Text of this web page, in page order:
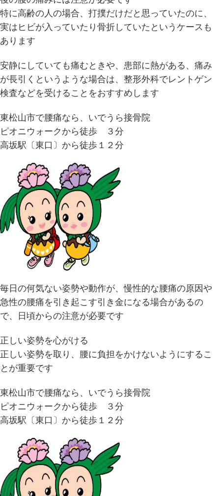
特に高齢の人の場合、打撲だけだと思っていたのに、
実はヒビが入っていたり骨折していたというケースも
あります
安静にしていても痛むときや、患部に熱がある、痛み
が長引くというような場合は、整形外科でレントゲン
検査などを受けることをおすすめします
東松山市で腰痛なら、いでうら接骨院
ピオニウォークから徒歩 ３分
高坂駅〔東口〕から徒歩１２分
毎日の何気ない姿勢や動作が、慢性的な腰痛の原因や
急性の腰痛を引き起こす引き金になる場合があるの
で、日頃からの注意が必要です
正しい姿勢を心がける
正しい姿勢を取り、腰に負担をかけないようにするこ
とが重要です
東松山市で腰痛なら、いでうら接骨院
ピオニウォークから徒歩 ３分
高坂駅〔東口〕から徒歩１２分